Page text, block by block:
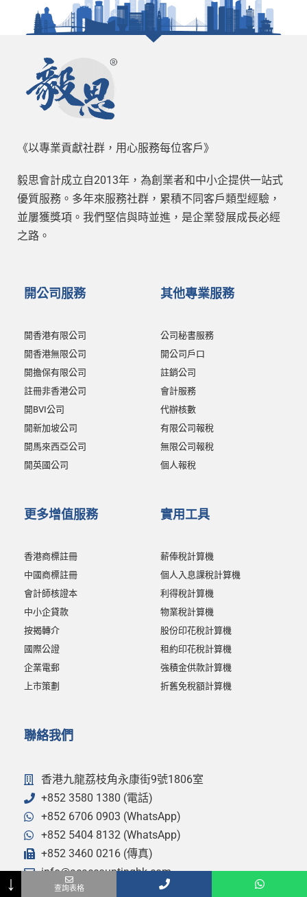
《以專業貢獻社群，用心服務每位客戶》
毅思會計成立自2013年，為創業者和中小企提供一站式
優質服務。多年來服務社群，累積不同客戶類型經驗，
並屢獲獎項。我們堅信與時並進，是企業發展成長必經
之路。
開公司服務
開香港有限公司
開香港無限公司
開擔保有限公司
註冊非香港公司
開BVI公司
開新加坡公司
開馬來西亞公司
開英國公司
其他專業服務
公司秘書服務
開公司戶口
註銷公司
會計服務
代辦核數
有限公司報稅
無限公司報稅
個人報稅
更多增值服務
香港商標註冊
中國商標註冊
會計師核證本
中小企貸款
按揭轉介
國際公證
企業電郵
上市策劃
實用工具
薪俸稅計算機
個人入息課稅計算機
利得稅計算機
物業稅計算機
股份印花稅計算機
租約印花稅計算機
強積金供款計算機
折舊免稅額計算機
聯絡我們
香港九龍荔枝角永康街9號1806室
+852 3580 1380 (電話)
+852 6706 0903 (WhatsApp)
+852 5404 8132 (WhatsApp)
+852 3460 0216 (傳真)
info@acaccountinghk.com
acaccounting
↓ 查詢表格